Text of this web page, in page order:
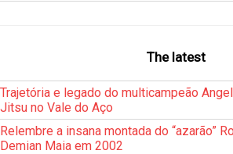
The latest
Trajetória e legado do multicampeão
Jitsu no Vale do Aço
Relembre a insana montada do “azarão”
Demian Maia em 2002